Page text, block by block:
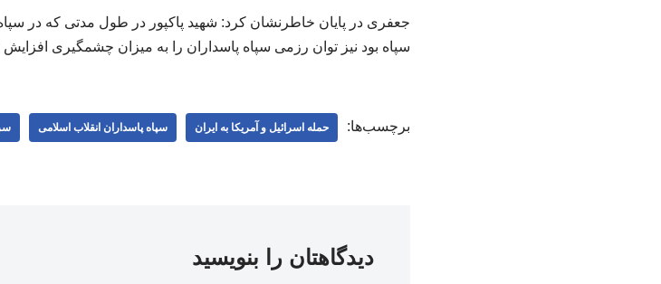
جعفری در پایان خاطرنشان کرد: شهید پاکپور در طول مدتی که در
سپاه بود نیز توان رزمی سپاه پاسداران را به میزان چشمگیری افزایش
برچسب‌ها: حمله اسرائیل و آمریکا به ایران سپاه پاسداران انقلاب اسلامی
دیدگاهتان را بنویسید